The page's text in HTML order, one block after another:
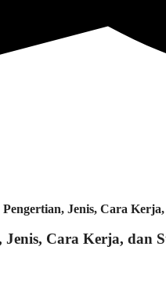
Pengertian, Jenis, Cara
Jenis, Cara Kerja, dan